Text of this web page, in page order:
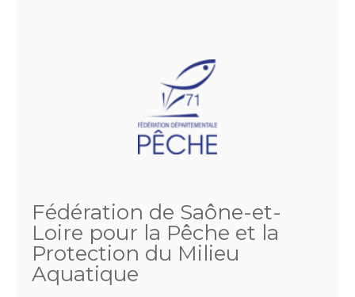
Fédération de Saône-et-
Loire pour la Pêche et la
Protection du Milieu
Aquatique